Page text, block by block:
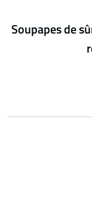
Soupapes de